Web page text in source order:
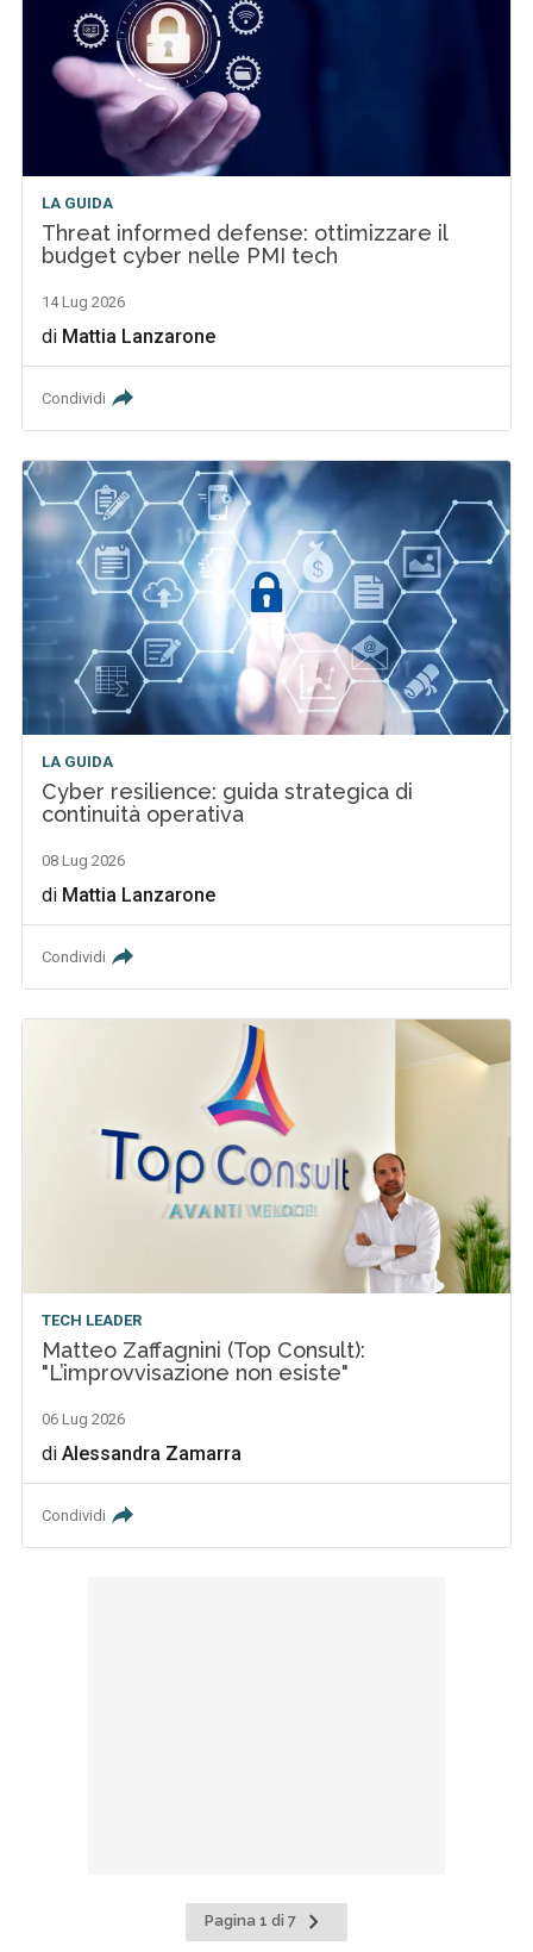
LA GUIDA
Threat informed defense: ottimizzare il
budget cyber nelle PMI tech
14 Lug 2026
di Mattia Lanzarone
Condividi
LA GUIDA
Cyber resilience: guida strategica di
continuità operativa
08 Lug 2026
di Mattia Lanzarone
Condividi
TECH LEADER
Matteo Zaffagnini (Top Consult):
"L’improvvisazione non esiste"
06 Lug 2026
diAlessandra Zamarra
Condividi
Pagina 1 di 7
Pagina
successiva